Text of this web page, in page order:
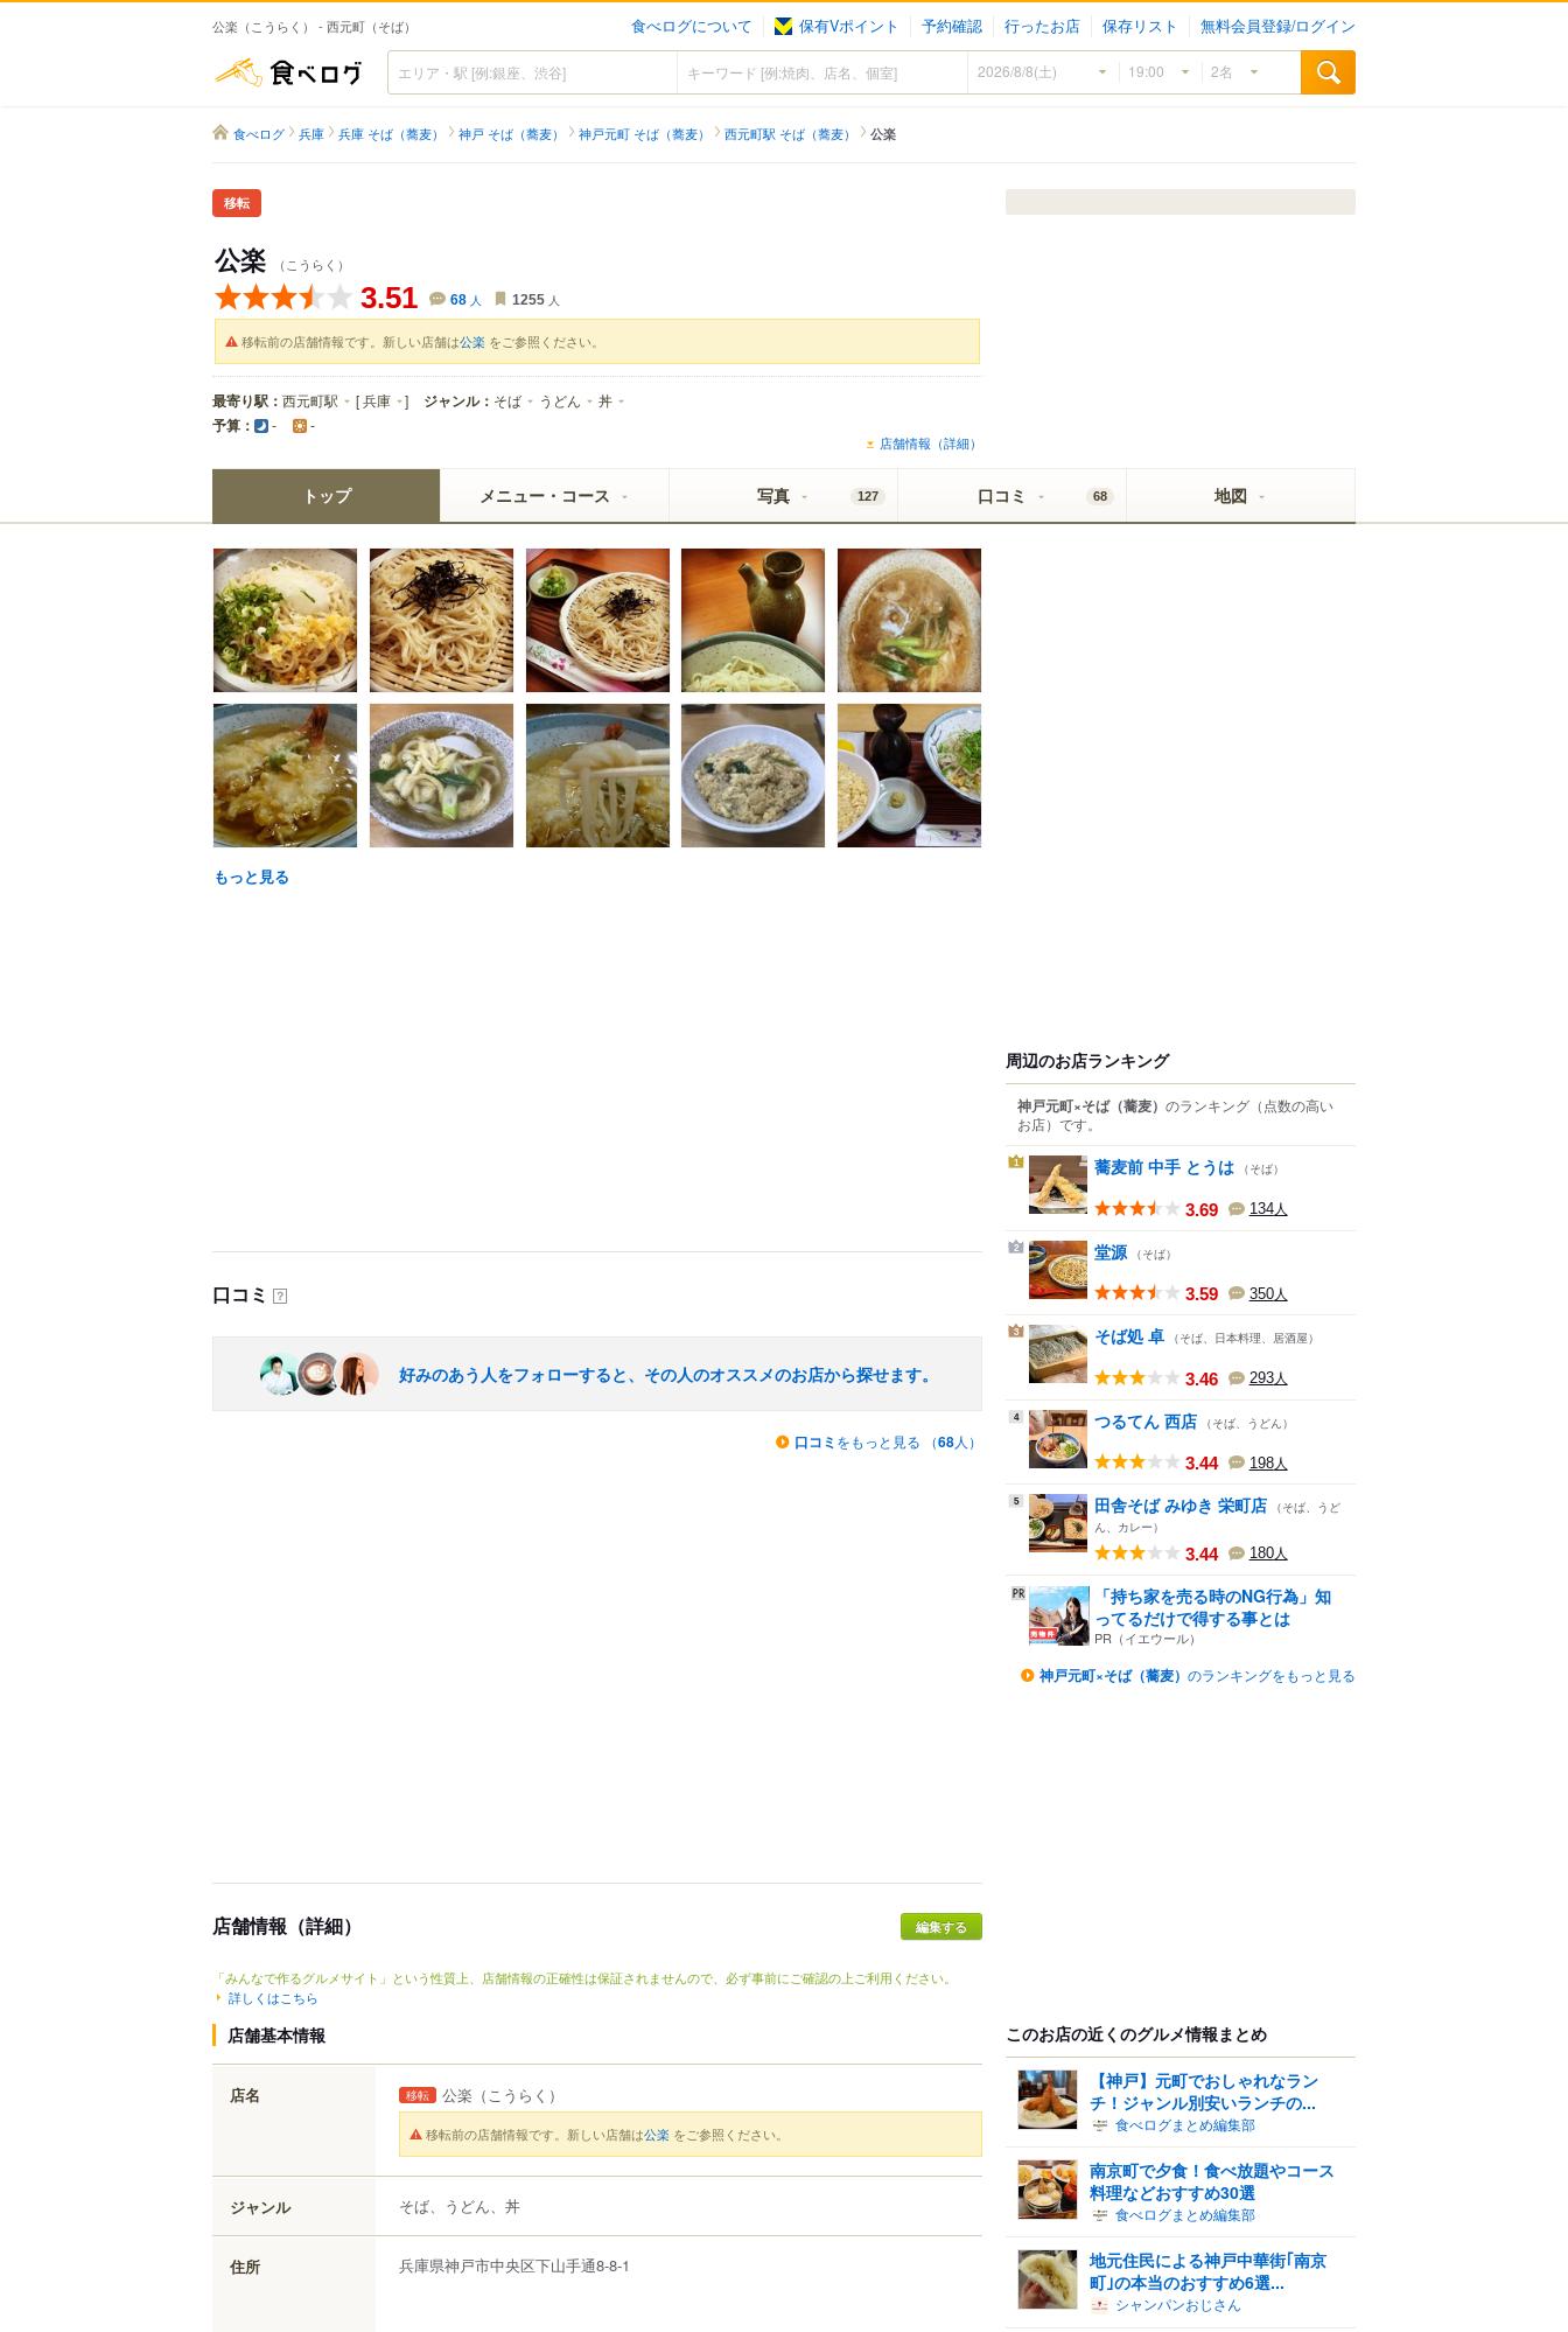
公楽（こうらく） - 西元町（そば） 食べログについて 保有Vポイント 予約確認 行ったお店 保存リスト 無料会員登録/ログイン
食べログ
食べログ 兵庫 兵庫 そば（蕎麦） 神戸 そば（蕎麦） 神戸元町 そば（蕎麦） 西元町駅 そば（蕎麦） 公楽
移転
公楽 （こうらく）
3.51 68 人 1255 人
移転前の店舗情報です。新しい店舗は公楽 をご参照ください。
最寄り駅： 西元町駅 [兵庫 ] ジャンル： そば うどん 丼
予算： - -
店舗情報（詳細）
トップ メニュー・コース 写真 127 口コミ 68 地図
もっと見る
口コミ ？
好みのあう人をフォローすると、その人のオススメのお店から探せます。
口コミ をもっと見る （68人）
店舗情報（詳細）
「みんなで作るグルメサイト」という性質上、店舗情報の正確性は保証されませんので、必ず事前にご確認の上ご利用ください。
詳しくはこちら
店舗基本情報
店名 移転 公楽 （こうらく）
移転前の店舗情報です。新しい店舗は公楽 をご参照ください。
ジャンル そば、うどん、丼
住所 兵庫県神戸市中央区下山手通8-8-1
周辺のお店ランキング
神戸元町×そば（蕎麦） のランキング （点数の高い
お店） です。
1 蕎麦前 中手 とうは （そば）
3.69 134人
2 堂源 （そば）
3.59 350人
3 そば処 卓 （そば、日本料理、居酒屋）
3.46 293人
4 つるてん 西店 （そば、うどん）
3.44 198人
5 田舎そば みゆき 栄町店 （そば、うど
ん、カレー）
3.44 180人
「持ち家を売る時のNG行為」知
ってるだけで得する事とは
PR（イエウール）
神戸元町×そば（蕎麦） のランキングをもっと見る
このお店の近くのグルメ情報まとめ
【神戸】元町でおしゃれなラン
チ！ジャンル別安いランチの...
食べログまとめ編集部
南京町で夕食！食べ放題やコース
料理などおすすめ30選
食べログまとめ編集部
地元住民による神戸中華街｢南京
町｣の本当のおすすめ6選...
シャンパンおじさん